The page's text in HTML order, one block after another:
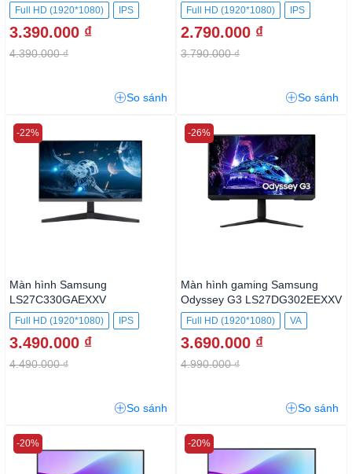
) Full HD (1920*1080) IPS
3.390.000 ₫
4.390.000 ₫
So sánh
Full HD (1920*1080) IPS
2.790.000 ₫
3.790.000 ₫
So sánh
Màn hình Samsung
LS27C330GAEXXV
Full HD (1920*1080) IPS
3.490.000 ₫
4.490.000 ₫
-22%
So sánh
Màn hình gaming Samsung
Odyssey G3 LS27DG302EEXXV
Full HD (1920*1080) VA
3.690.000 ₫
4.990.000 ₫
-26%
So sánh
-20% -20%